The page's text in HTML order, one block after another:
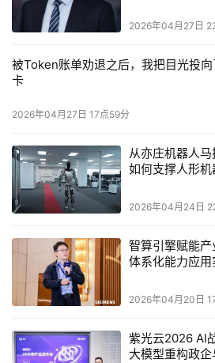
2026年04月27日
被Token账单劝退之后，我把目光投
卡
2026年04月27日 17点59分
从亦庄机器人
如何支撑人形
2026年04月24日
智算引擎赋能
体系化能力应用
2026年04月20日
紫光云2026 AI
大模型重构政